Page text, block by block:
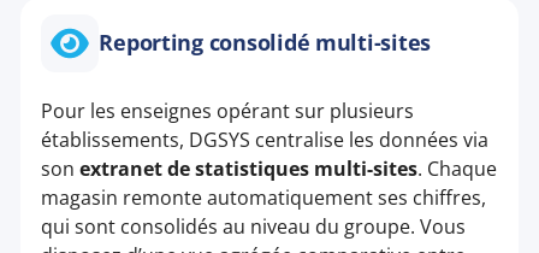
Reporting consolidé multi-sites
Pour les enseignes opérant sur plusieurs
établissements, DGSYS centralise les données via
sonextranet de statistiques multi-sites. Chaque
magasin remonte automatiquement ses chiffres,
qui sont consolidés au niveau du groupe. Vous